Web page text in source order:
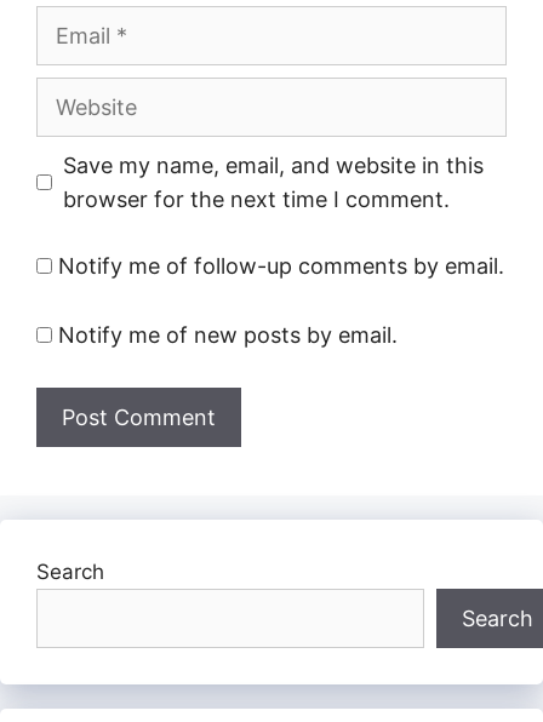
Website
Save my name, email, and website in this
browser for the next time I comment.
Notify me of follow-up comments by email.
Notify me of new posts by email.
Search
Search